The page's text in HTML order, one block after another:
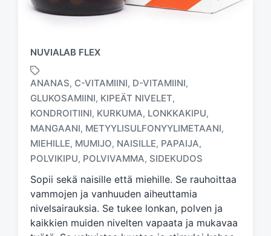
NUVIALAB FLEX
a
g
g
d
w
i
t
ANANAS, C-VITAMIINI, D-VITAMIINI,
GLUKOSAMIINI, KIPEÄT NIVELET,
KONDROITIINI, KURKUMA, LONKKAKIPU,
MANGAANI, METYYLISULFONYYLIMETAANI,
MIEHILLE, MUMIJO, NAISILLE, PAPAIJA,
POLVIKIPU, POLVIVAMMA, SIDEKUDOS
Sopii sekä naisille että miehille. Se rauhoittaa
vammojen ja vanhuuden aiheuttamia
nivelsairauksia. Se tukee lonkan, polven ja
kaikkien muiden nivelten vapaata ja mukavaa